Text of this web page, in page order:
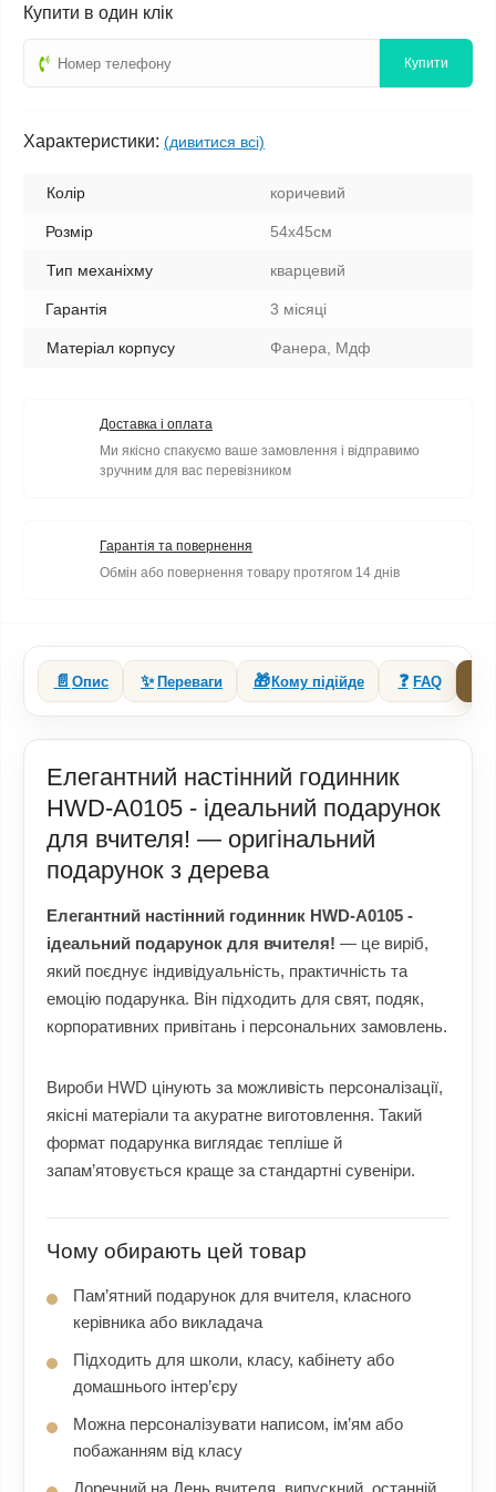
Купити в один клік
Купити
Характеристики: (дивитися всі)
Колір коричевий
Розмір 54х45см
Тип механіхму кварцевий
Гарантія 3 місяці
Матеріал корпусу Фанера, Мдф
Доставка і оплата
Ми якісно спакуємо ваше замовлення і відправимо
зручним для вас перевізником
Гарантія та повернення
Обмін або повернення товару протягом 14 днів
📄 Опис ✨ Переваги 🎁Кому підійде ❓ FAQ
Елегантний настінний годинник
HWD-A0105 - ідеальний подарунок
для вчителя! — оригінальний
подарунок з дерева
Елегантний настінний годинник HWD-A0105 -
ідеальний подарунок для вчителя! — це виріб,
який поєднує індивідуальність, практичність та
емоцію подарунка. Він підходить для свят, подяк,
корпоративних привітань і персональних замовлень.
Вироби HWD цінують за можливість персоналізації,
якісні матеріали та акуратне виготовлення. Такий
формат подарунка виглядає тепліше й
запам’ятовується краще за стандартні сувеніри.
Чому обирають цей товар
Пам’ятний подарунок для вчителя, класного
керівника або викладача
Підходить для школи, класу, кабінету або
домашнього інтер’єру
Можна персоналізувати написом, ім’ям або
побажанням від класу
Доречний на День вчителя, випускний, останній